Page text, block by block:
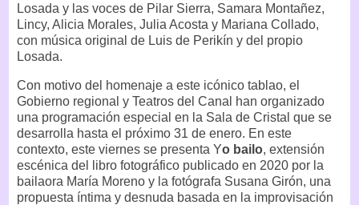
Losada y las voces de Pilar Sierra, Samara Montañez,
Lincy, Alicia Morales, Julia Acosta y Mariana Collado,
con música original de Luis de Perikín y del propio
Losada.
Con motivo del homenaje a este icónico tablao, el
Gobierno regional y Teatros del Canal han organizado
una programación especial en la Sala de Cristal que se
desarrolla hasta el próximo 31 de enero. En este
contexto, este viernes se presenta Yo bailo, extensión
escénica del libro fotográfico publicado en 2020 por la
bailaora María Moreno y la fotógrafa Susana Girón, una
propuesta íntima y desnuda basada en la improvisación